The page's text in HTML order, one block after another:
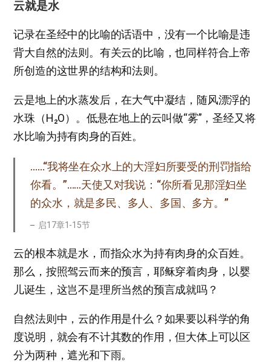
云就是水
记录在圣经中的比喻的话语中，没有一个比喻是违
背大自然的法则。有关云的比喻，也同样符合上帝
所创造的这世界的结构和法则。
云是地上的水蒸发后，在大气中凝结，随风漂浮的
水珠（H₂O）。低悬在地上的云叫做“雾”，圣经又将
水比喻为持有肉身的百姓。
……“我将坐在众水上的大淫妇所要受的刑罚指给
你看。”……天使又对我说：“你所看见那淫妇坐
的众水，就是多民、多人、多国、多方。”
启17章1-15节
云的根本就是水，而指众水为持有肉身的众百姓。
那么，按照驾云而来的预言，耶稣穿着肉身，以婴
儿诞生，这岂不是理所当然的预言成就吗？
自然法则中，云的作用是什么？如果要以科学的角
度说明，就会有不计其数的作用，但大体上可以区
分为两种，遮光和下雨。